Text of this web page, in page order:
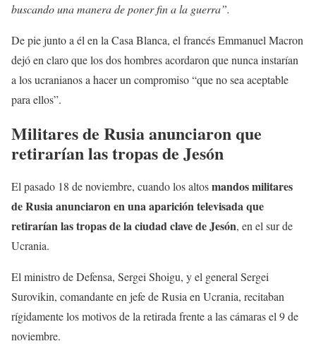
buscando una manera de poner fin a la guerra”.
De pie junto a él en la Casa Blanca, el francés Emmanuel Macron
dejó en claro que los dos hombres acordaron que nunca instarían
a los ucranianos a hacer un compromiso “que no sea aceptable
para ellos”.
Militares de Rusia anunciaron que
retirarían las tropas de Jesón
El pasado 18 de noviembre, cuando los altosmandos militares
de Rusia anunciaron en una aparición televisada que
retirarían las tropas de la ciudad clave de Jesón, en el sur de
Ucrania.
El ministro de Defensa, Sergei Shoigu, y el general Sergei
Surovikin, comandante en jefe de Rusia en Ucrania, recitaban
rígidamente los motivos de la retirada frente a las cámaras el 9 de
noviembre.